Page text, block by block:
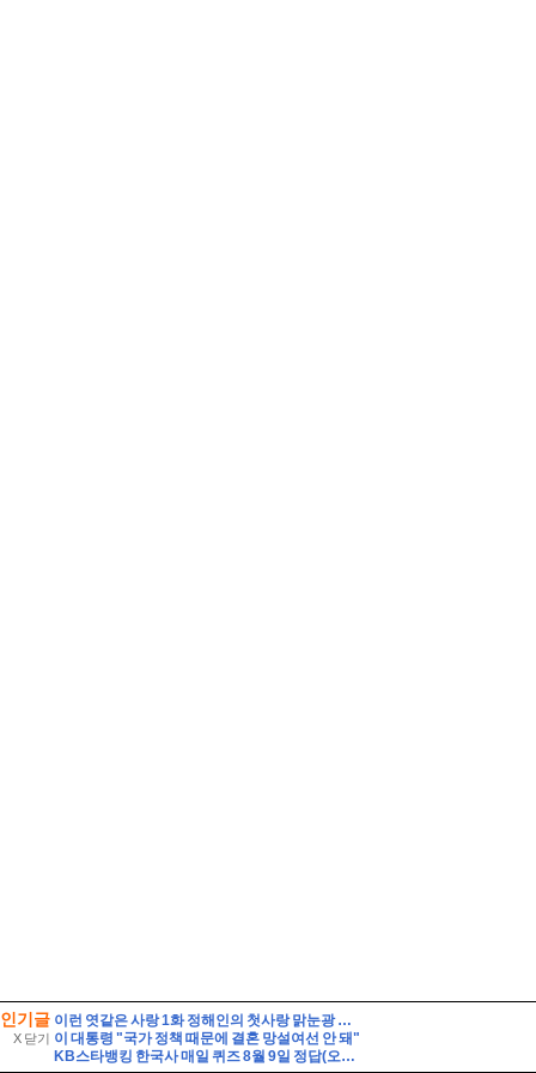
인기글
X 닫기
이런 엿같은 사랑 1화 정해인의 첫사랑 맑눈광 하영 누구였냐고 나는?
이 대통령 "국가 정책 때문에 결혼 망설여선 안 돼"
KB스타뱅킹 한국사 매일 퀴즈 8월 9일 정답(오랜 기간 발해의 수도였던 상경성에서 발견된 온돌 시설과 불상, 기와 등을 통해 발해가 고구려를 계승한 것을 알 수 있다)